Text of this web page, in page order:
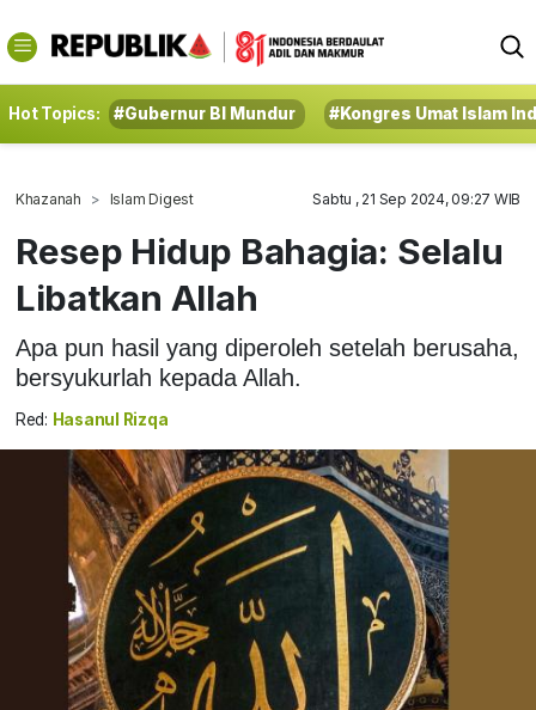
Hot Topics: #Gubernur BI Mundur #Kongres Umat Islam
Khazanah Islam Digest Sabtu , 21 Sep 2024, 09:27 WIB
Resep Hidup Bahagia: Selalu
Libatkan Allah
Apa pun hasil yang diperoleh setelah berusaha,
bersyukurlah kepada Allah.
Red: Hasanul Rizqa